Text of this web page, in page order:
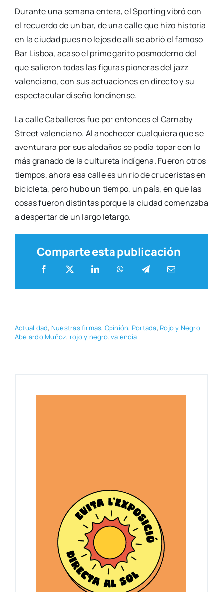
Duran­te una sema­na ente­ra, el Spor­ting vibró con
el recuer­do de un bar, de una calle que hizo his­to­ria
en la ciu­dad pues no lejos de allí se abrió el famo­so
Bar Lis­boa, aca­so el pri­me gari­to pos­mo­derno del
que salie­ron todas las figu­ras pio­ne­ras del jazz
valen­ciano, con sus actua­cio­nes en direc­to y su
espec­ta­cu­lar dise­ño lon­di­nen­se.
La calle Caba­lle­ros fue por enton­ces el Car­naby
Street valen­ciano. Al ano­che­cer cual­quie­ra que se
aven­tu­ra­ra por sus ale­da­ños se podía topar con lo
más gra­na­do de la cul­tu­re­ta indí­ge­na. Fue­ron otros
tiem­pos, aho­ra esa calle es un rio de cru­ce­ris­tas en
bici­cle­ta, pero hubo un tiem­po, un país, en que las
cosas fue­ron dis­tin­tas por­que la ciu­dad comen­za­ba
a des­per­tar de un lar­go letar­go.
Comparte esta publicación
Actua­li­dad, Nues­tras fir­mas, Opi­nión, Por­ta­da, Rojo y Negro
Abe­lar­do Muñoz, rojo y negro,valen­cia